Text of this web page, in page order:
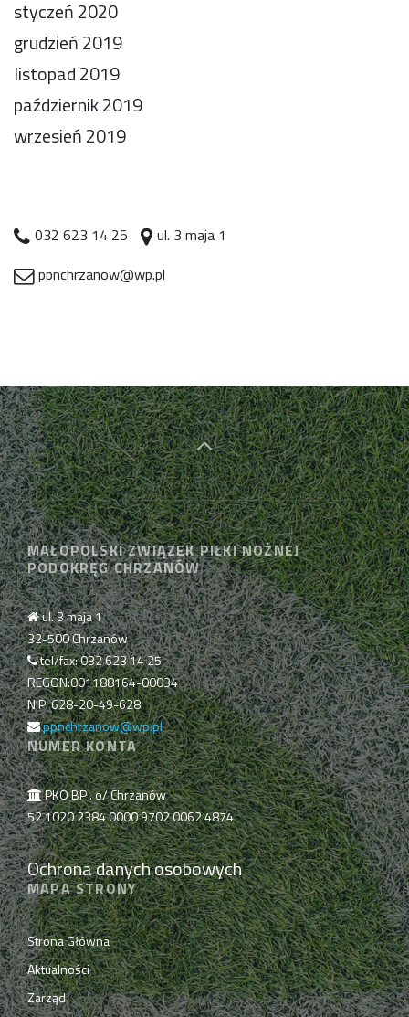
styczeń 2020
grudzień 2019
listopad 2019
październik 2019
wrzesień 2019
032 623 14 25
ul. 3 maja 1
ppnchrzanow@wp.pl
MAŁOPOLSKI ZWIĄZEK PIŁKI NOŻNEJ
PODOKRĘG CHRZANÓW
ul. 3 maja 1
32-500 Chrzanów
tel/fax: 032 623 14 25
REGON:001188164-00034
NIP: 628-20-49-628
ppnchrzanow@wp.pl
NUMER KONTA
PKO BP . o/ Chrzanów
52 1020 2384 0000 9702 0062 4874
Ochrona danych osobowych
MAPA STRONY
Strona Główna
Aktualności
Zarząd